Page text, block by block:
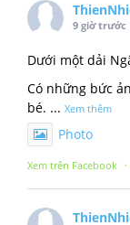
9 giờ trước
Dưới một dải
Có những bức
bé. ... Xem thêm
Photo
Xem trên Facebook ·